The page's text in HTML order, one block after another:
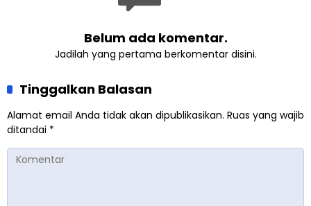
Belum ada komentar.
Jadilah yang pertama berkomentar disini.
Tinggalkan Balasan
Alamat email Anda tidak akan dipublikasikan. Ruas yang wajib
ditandai *